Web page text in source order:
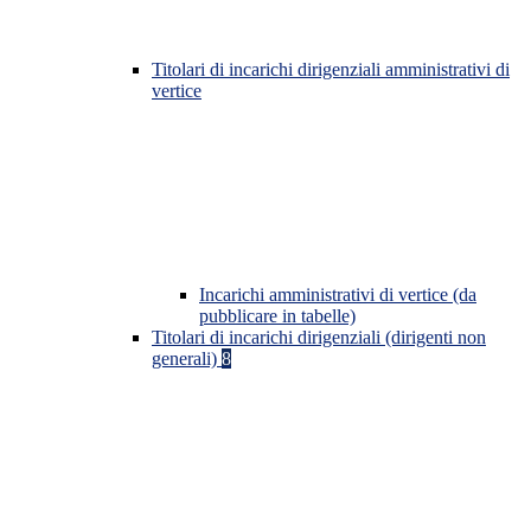
Titolari di incarichi dirigenziali amministrativi di
vertice
Incarichi amministrativi di vertice (da
pubblicare in tabelle)
Titolari di incarichi dirigenziali (dirigenti non
generali) 8